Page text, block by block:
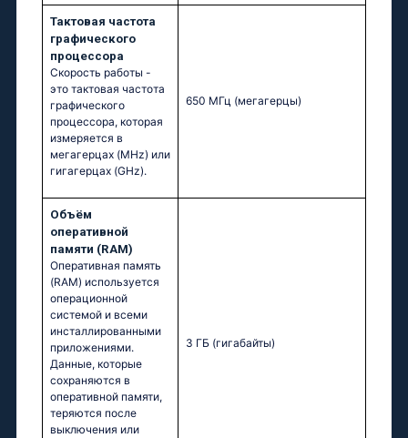
Тактовая частота
графического
процессора
Скорость работы -
это тактовая частота
графического
процессора, которая
измеряется в
мегагерцах (MHz) или
гигагерцах (GHz).
650 МГц (мегагерцы)
Объём
оперативной
памяти (RAM)
Оперативная память
(RAM) используется
операционной
системой и всеми
инсталлированными
приложениями.
Данные, которые
сохраняются в
оперативной памяти,
теряются после
выключения или
3 ГБ (гигабайты)